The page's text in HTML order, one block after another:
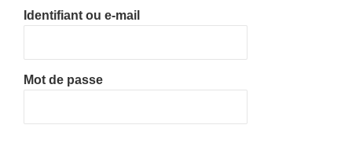
Identifiant ou e-mail
Mot de passe